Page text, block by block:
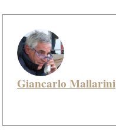
Giancarlo Mallarini